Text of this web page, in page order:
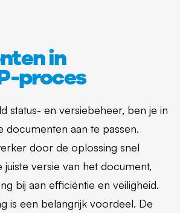
in
proces
status- en versiebeheer, ben je in
documenten aan te passen.
door de oplossing snel
juiste versie van het document,
bij aan efficiëntie en veiligheid.
is een belangrijk voordeel. De